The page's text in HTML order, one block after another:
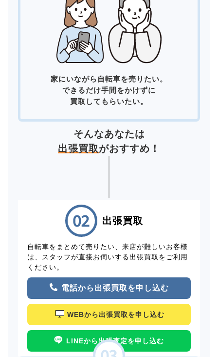
家にいながら自転車を売りたい。
できるだけ手間をかけずに
買取してもらいたい。
そんなあなたは
出張買取がおすすめ！
出張買取
自転車をまとめて売りたい、来店が難しいお客様
は、スタッフが直接お伺いする出張買取をご利用
ください。
電話から出張買取を申し込む
WEBから出張買取を申し込む
LINEから出張査定を申し込む